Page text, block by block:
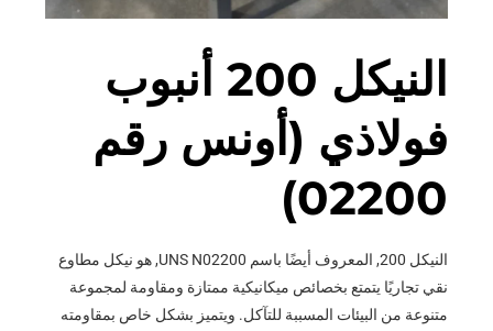
النيكل 200 أنبوب
فولاذي (أونس رقم
02200)
النيكل 200, المعروف أيضًا باسم UNS N02200, هو نيكل مطاوع
نقي تجاريًا يتمتع بخصائص ميكانيكية ممتازة ومقاومة لمجموعة
متنوعة من البيئات المسببة للتآكل. ويتميز بشكل خاص بمقاومته